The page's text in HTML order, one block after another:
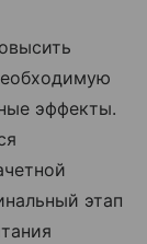
эффекты.
этап